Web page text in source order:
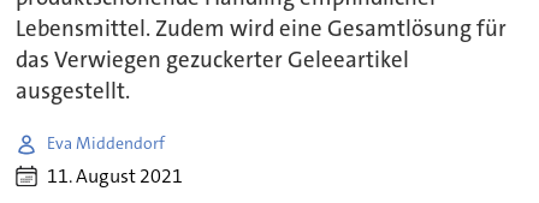
Lebensmittel. Zudem wird eine Gesamtlösung für
das Verwiegen gezuckerter Geleeartikel
ausgestellt.
Eva Middendorf
11. August 2021